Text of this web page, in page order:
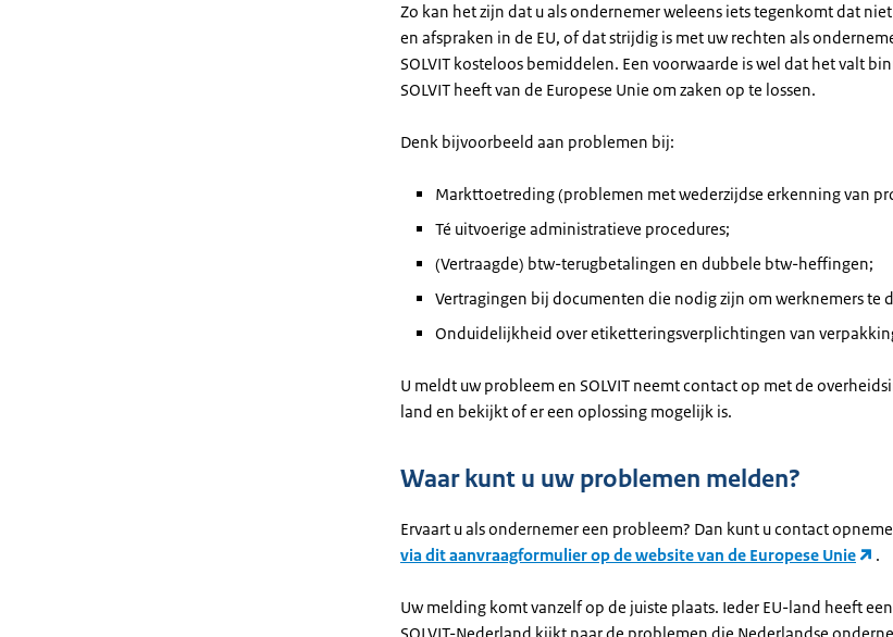
Zo kan het zijn dat u als ondernemer weleens iets tegenkomt dat
en afspraken in de EU, of dat strijdig is met uw rechten als
SOLVIT kosteloos bemiddelen. Een voorwaarde is wel dat het valt
SOLVIT heeft van de Europese Unie om zaken op te lossen.
Denk bijvoorbeeld aan problemen bij:
Markttoetreding (problemen met wederzijdse erkenning van
Té uitvoerige administratieve procedures;
(Vertraagde) btw-terugbetalingen en dubbele btw-heffingen;
Vertragingen bij documenten die nodig zijn om werknemers te
Onduidelijkheid over etiketteringsverplichtingen van
U meldt uw probleem en SOLVIT neemt contact op met de
land en bekijkt of er een oplossing mogelijk is.
Waar kunt u uw problemen melden?
Ervaart u als ondernemer een probleem? Dan kunt u contact
via dit aanvraagformulier op de website van de Europese Unie
.
Uw melding komt vanzelf op de juiste plaats. Ieder EU-land heeft